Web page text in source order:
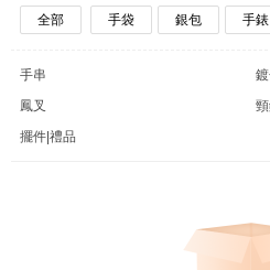
全部 手袋 銀包 手錶
手串
鳳叉
擺件|禮品